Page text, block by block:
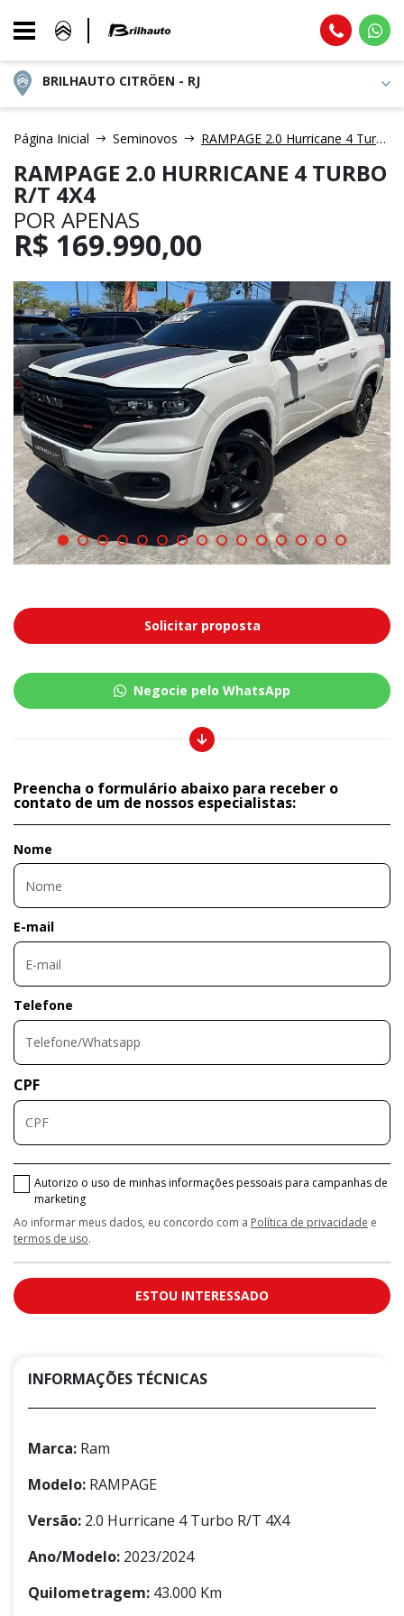
BRILHAUTO CITRÖEN - RJ
Página Inicial Seminovos RAMPAGE 2.0 Hurricane 4 Turbo R/T 4X4
RAMPAGE 2.0 HURRICANE 4 TURBO
R/T 4X4
POR APENAS
R$ 169.990,00
Solicitar proposta
Negocie pelo WhatsApp
Preencha o formulário abaixo para receber o
contato de um de nossos especialistas:
Nome
E-mail
Telefone
CPF
Autorizo o uso de minhas informações pessoais para campanhas de
marketing
Ao informar meus dados, eu concordo com a Política de privacidade e
termos de uso.
ESTOU INTERESSADO
INFORMAÇÕES TÉCNICAS
Marca: Ram
Modelo: RAMPAGE
Versão: 2.0 Hurricane 4 Turbo R/T 4X4
Ano/Modelo: 2023/2024
Quilometragem: 43.000 Km